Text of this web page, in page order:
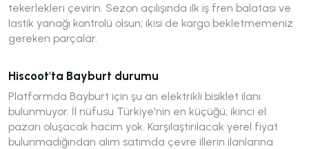
tekerlekleri çevirin. Sezon açılışında ilk iş fren balatası ve
lastik yanağı kontrolü olsun; ikisi de kargo bekletmemeniz
gereken parçalar.
Hiscoot'ta Bayburt durumu
Platformda Bayburt için şu an elektrikli bisiklet ilanı
bulunmuyor. İl nüfusu Türkiye'nin en küçüğü; ikinci el
pazarı oluşacak hacim yok. Karşılaştırılacak yerel fiyat
bulunmadığından alım satımda çevre illerin ilanlarına